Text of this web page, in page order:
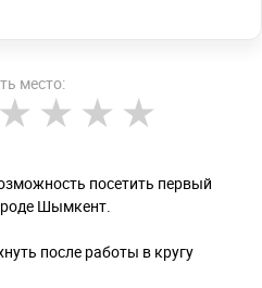
место:
посетить первый
Шымкент.
после работы в кругу